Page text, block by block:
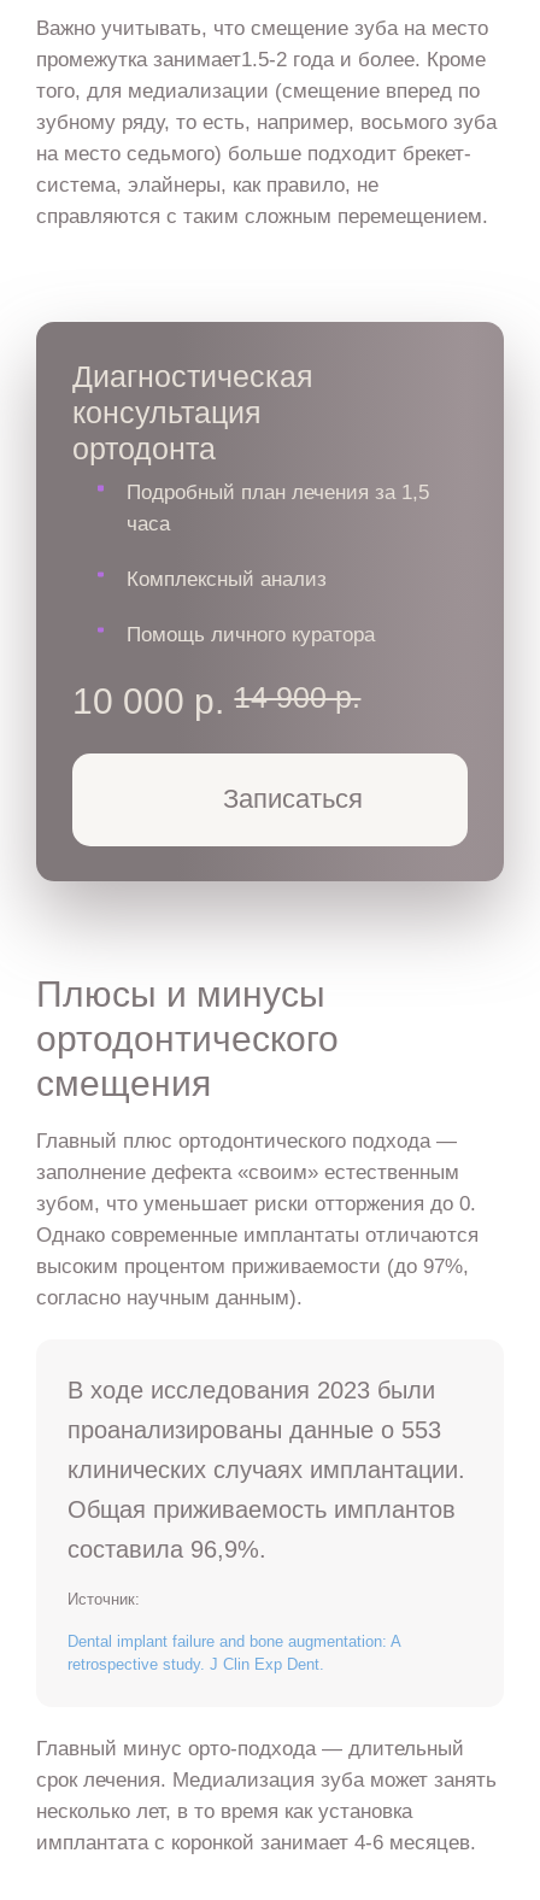
Важно учитывать, что смещение зуба на место
промежутка занимает1.5-2 года и более. Кроме
того, для медиализации (смещение вперед по
зубному ряду, то есть, например, восьмого зуба
на место седьмого) больше подходит брекет-
система, элайнеры, как правило, не
справляются с таким сложным перемещением.
Диагностическая
консультация
ортодонта
Подробный план лечения за 1,5
часа
Комплексный анализ
Помощь личного куратора
10 000 р. 14 900 р.
Записаться
Плюсы и минусы
ортодонтического
смещения
Главный плюс ортодонтического подхода —
заполнение дефекта «своим» естественным
зубом, что уменьшает риски отторжения до 0.
Однако современные имплантаты отличаются
высоким процентом приживаемости (до 97%,
согласно научным данным).
В ходе исследования 2023 были
проанализированы данные о 553
клинических случаях имплантации.
Общая приживаемость имплантов
составила 96,9%.
Источник:
Dental implant failure and bone augmentation: A
retrospective study. J Clin Exp Dent.
Главный минус орто-подхода — длительный
срок лечения. Медиализация зуба может занять
несколько лет, в то время как установка
имплантата с коронкой занимает 4-6 месяцев.